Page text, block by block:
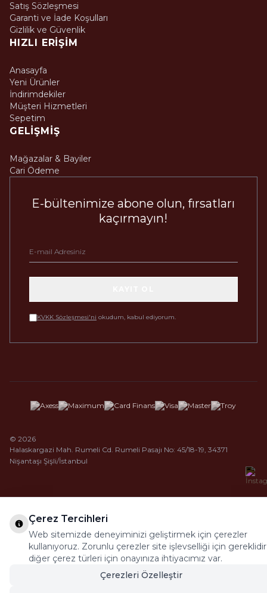
Satış Sözleşmesi
Garanti ve İade Koşulları
Gizlilik ve Güvenlik
HIZLI ERIŞIM
Anasayfa
Yeni Ürünler
İndirimdekiler
Müşteri Hizmetleri
Sepetim
GELIŞMIŞ
Mağazalar & Bayiler
Cari Ödeme
E-bültenimize abone olun, fırsatları
kaçırmayın!
KVKK Sözleşmesi'ni okudum, kabul ediyorum.
© 2026
Halaskargazi Mah. Rumeli Cd. Rumeli Pasajı No: 45/18-19, 34371
Nişantaşı Şişli/İstanbul
Çerez Tercihleri
Web sitemizde deneyiminizi geliştirmek için çerezler
kullanıyoruz. Zorunlu çerezler site işlevselliği için
diğer çerez türleri için onayınıza ihtiyacımız var.
Çerezleri Özelleştir